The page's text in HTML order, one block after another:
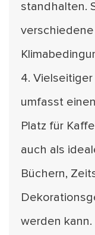
standhalten.
4.
umfasst
Platz für
auch als
Büchern,
werden kann.